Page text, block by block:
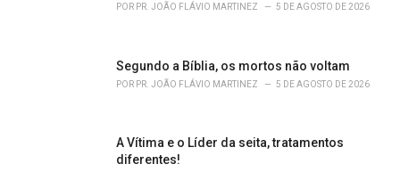
POR PR. JOÃO FLÁVIO MARTINEZ 5 DE AGOSTO DE 2026
Segundo a Bíblia, os mortos não voltam
POR PR. JOÃO FLÁVIO MARTINEZ 5 DE AGOSTO DE 2026
A Vítima e o Líder da seita, tratamentos
diferentes!